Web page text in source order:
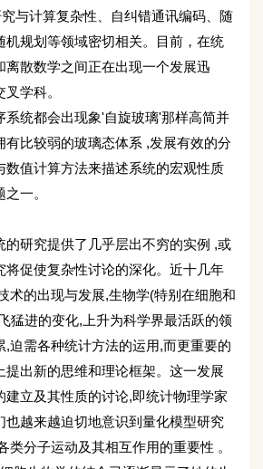
究与计算复杂性、自纠错通讯编码、随
机规划等领域密切相关。目前，在统
离散数学之间正在出现一个发展迅
学科。
系统都会出现象'自旋玻璃'那样高简并
有比较弱的玻璃态体系 ,发展有效的分
数值计算方法来描述系统的宏观性质
一。
的研究提供了几乎层出不穷的实例 ,或
将促使复杂性讨论的深化。近十几年
术的出现与发展,生物学(特别在细胞和
猛进的变化,上升为科学界最活跃的领
,迫需各种统计方法的运用,而更重要的
提出新的思维和理论框架。这一发展
建立及其性质的讨论,即统计物理学家
也越来越迫切地意识到量化模型研究
类分子运动及其相互作用的重要性 。